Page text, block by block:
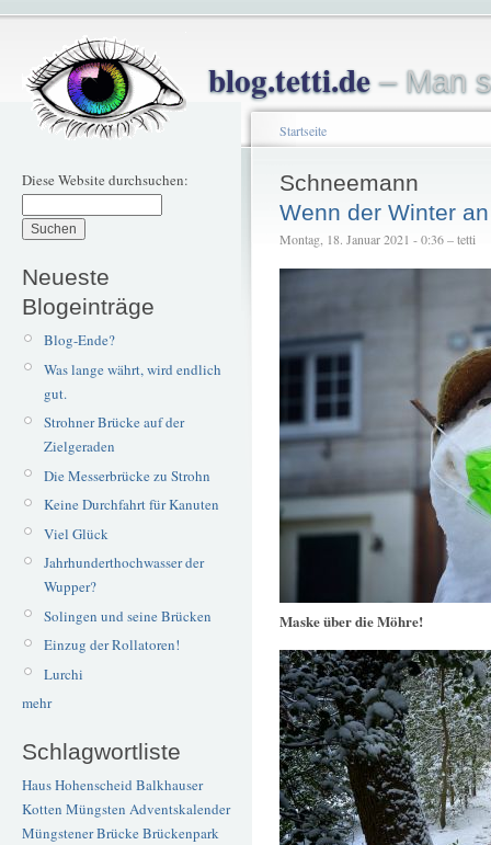
blog.tetti.de– Man
Diese Website durchsuchen:
Neueste
Blogeinträge
Blog-Ende?
Was lange währt, wird endlich
gut.
Strohner Brücke auf der
Zielgeraden
Die Messerbrücke zu Strohn
Keine Durchfahrt für Kanuten
Viel Glück
Jahrhunderthochwasser der
Wupper?
Solingen und seine Brücken
Einzug der Rollatoren!
Lurchi
mehr
Schlagwortliste
Haus Hohenscheid Balkhauser
Kotten Müngsten Adventskalender
Müngstener BrückeBrückenpark
Startseite
Schneemann
Wenn der Winter
Montag, 18. Januar 2021 - 0:36 – tetti
Maske über die Möhre!